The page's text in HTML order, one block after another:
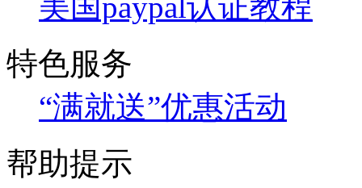
特色服务
“满就送”优惠活动
帮助提示